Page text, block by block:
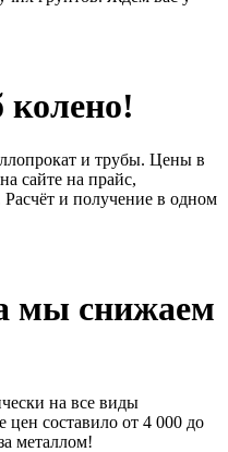
и трубы. Цены в
сайте на прайс,
Расчёт и получение в одном
мы снижаем
на все виды
составило от 4 000 до
металлом!